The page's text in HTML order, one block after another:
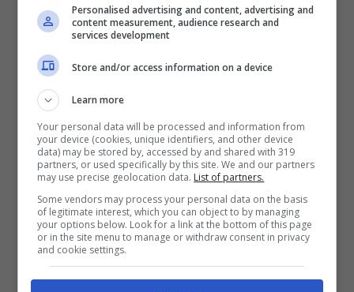
Stipendio da 14.000 euro per fare una cosa semplicissima:
ecco di cosa si tratta/ot11ot2.it
Personalised advertising and content, advertising and
content measurement, audience research and
services development
Store and/or access information on a device
Learn more
Your personal data will be processed and information from
your device (cookies, unique identifiers, and other device
data) may be stored by, accessed by and shared with 319
partners, or used specifically by this site. We and our partners
may use precise geolocation data. List of partners.
Some vendors may process your personal data on the basis
of legitimate interest, which you can object to by managing
your options below. Look for a link at the bottom of this page
or in the site menu to manage or withdraw consent in privacy
and cookie settings.